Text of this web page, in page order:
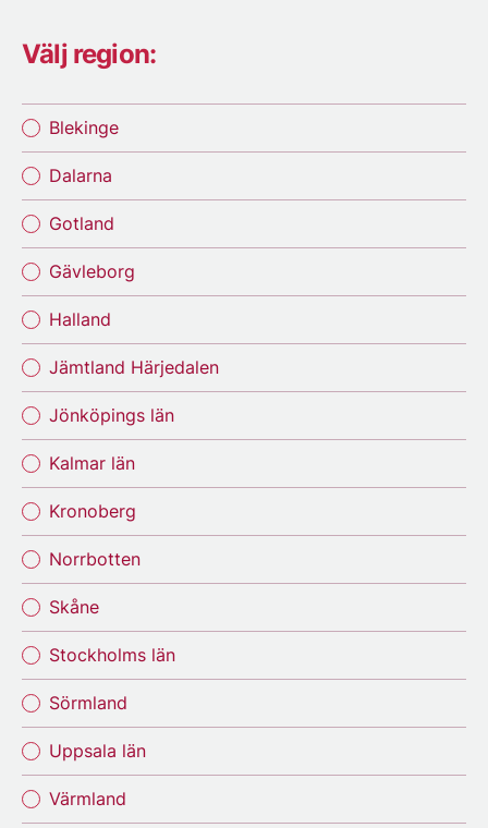
Välj region:
Blekinge
Dalarna
Gotland
Gävleborg
Halland
Jämtland Härjedalen
Jönköpings län
Kalmar län
Kronoberg
Norrbotten
Skåne
Stockholms län
Sörmland
Uppsala län
Värmland